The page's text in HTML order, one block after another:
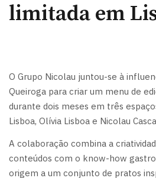
limitada em
O Grupo Nicolau juntou-se à
Queiroga para criar um menu de
durante dois meses em três
Lisboa, Olívia Lisboa e Nicolau
A colaboração combina a
conteúdos com o know-how
origem a um conjunto de pratos